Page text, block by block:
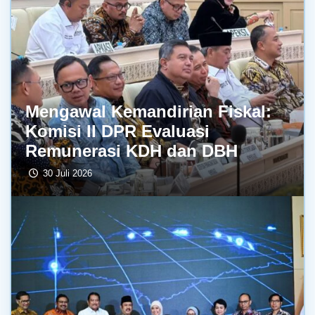
Mengawal Kemandirian Fiskal:
Komisi II DPR Evaluasi
Remunerasi KDH dan DBH
30 Juli 2026